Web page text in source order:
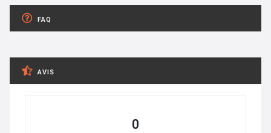
FAQ
AVIS
0